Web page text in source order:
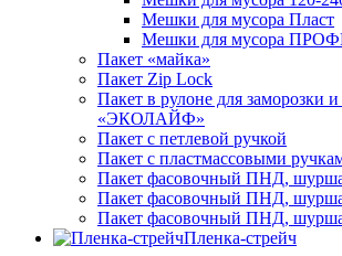
Мешки для мусора Пласт
Мешки для мусора
Пакет «майка»
Пакет Zip Lock
Пакет в рулоне для заморозки
«ЭКОЛАЙФ»
Пакет с петлевой ручкой
Пакет с пластмассовыми
Пакет фасовочный ПНД,
Пакет фасовочный ПНД,
Пакет фасовочный ПНД,
Пленка-стрейч